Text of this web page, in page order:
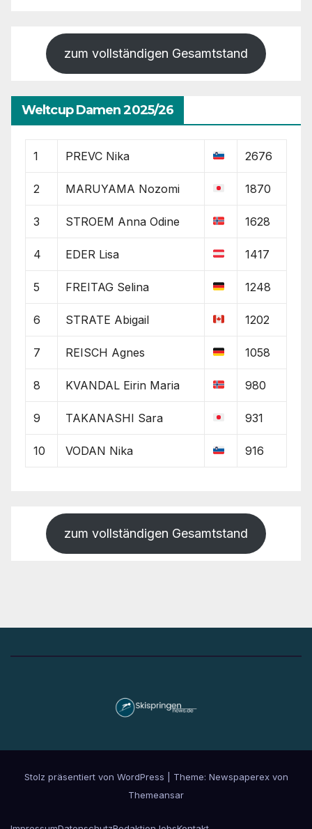
zum vollständigen Gesamtstand
Weltcup Damen 2025/26
1 PREVC Nika 2676
2 MARUYAMA Nozomi 1870
3 STROEM Anna Odine 1628
4 EDER Lisa 1417
5 FREITAG Selina 1248
6 STRATE Abigail 1202
7 REISCH Agnes 1058
8 KVANDAL Eirin Maria 980
9 TAKANASHI Sara 931
10 VODAN Nika 916
zum vollständigen Gesamtstand
Stolz präsentiert von WordPress
Theme: Newspaperex von
Themeansar